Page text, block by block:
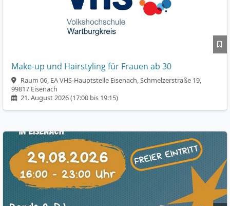
Make-up und Hairstyling für Frauen ab 30
Raum 06, EA VHS-Hauptstelle Eisenach, Schmelzerstraße 19,
99817 Eisenach
21. August 2026 (17:00 bis 19:15)